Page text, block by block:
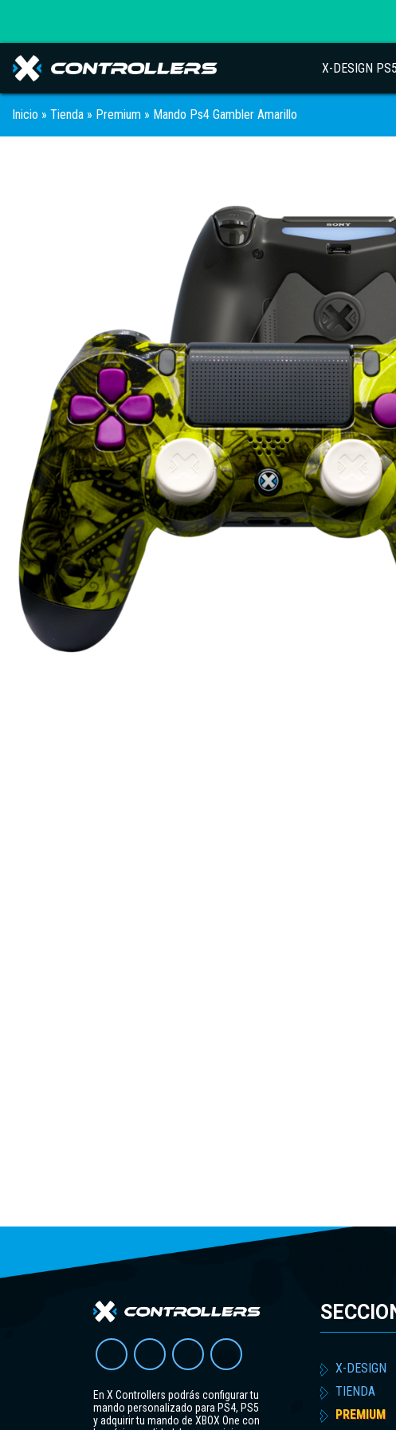
X-DESIGN PS5
Inicio » Tienda » Premium » Mando Ps4 Gambler Amarillo
En X Controllers podrás configurar tu
mando personalizado para PS4, PS5
y adquirir tu mando de XBOX One con
X-DESIGN
TIENDA
PREMIUM